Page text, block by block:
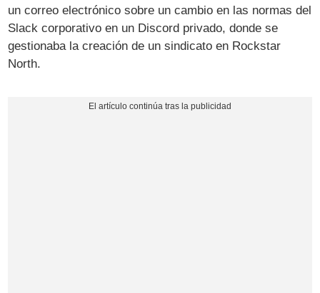
un correo electrónico sobre un cambio en las normas del
Slack corporativo en un Discord privado, donde se
gestionaba la creación de un sindicato en Rockstar
North.